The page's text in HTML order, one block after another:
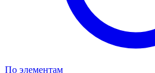
По элементам